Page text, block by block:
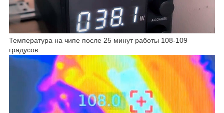
Температура на чипе после 25 минут работы 108-109
градусов.